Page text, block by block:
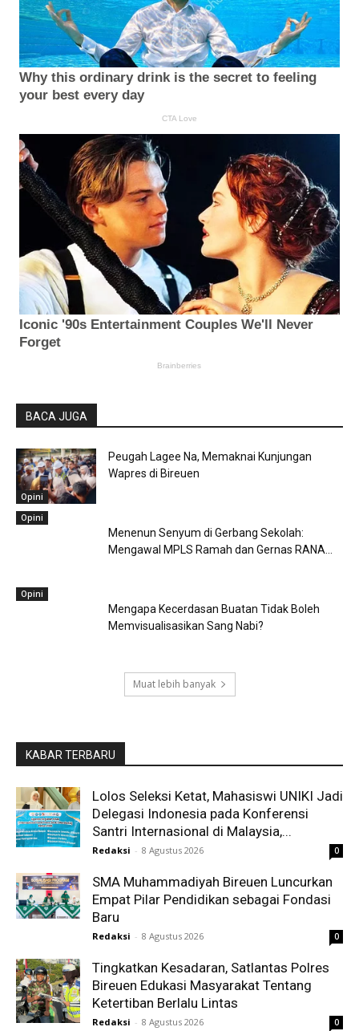
BACA JUGA
Opini
Peugah Lagee Na, Memaknai Kunjungan
Wapres di Bireuen
Opini
Menenun Senyum di Gerbang Sekolah:
Mengawal MPLS Ramah dan Gernas RANA...
Opini
Mengapa Kecerdasan Buatan Tidak Boleh
Memvisualisasikan Sang Nabi?
Muat lebih banyak
KABAR TERBARU
Lolos Seleksi Ketat, Mahasiswi UNIKI Jadi
Delegasi Indonesia pada Konferensi
Santri Internasional di Malaysia,...
Redaksi - 8 Agustus 2026 0
SMA Muhammadiyah Bireuen Luncurkan
Empat Pilar Pendidikan sebagai Fondasi
Baru
Redaksi - 8 Agustus 2026 0
Tingkatkan Kesadaran, Satlantas Polres
Bireuen Edukasi Masyarakat Tentang
Ketertiban Berlalu Lintas
Redaksi - 8 Agustus 2026 0